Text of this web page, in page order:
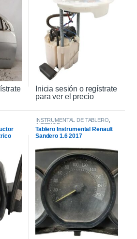
Inicia sesión o regístrate
para ver el precio
INSTRUMENTAL DE TABLERO
INTERIOR
Tablero Instrumental Renault
Sandero 1.6 2017